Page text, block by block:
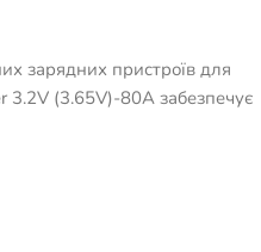
зарядних пристроїв для
3.2V (3.65V)-80A забезпечує